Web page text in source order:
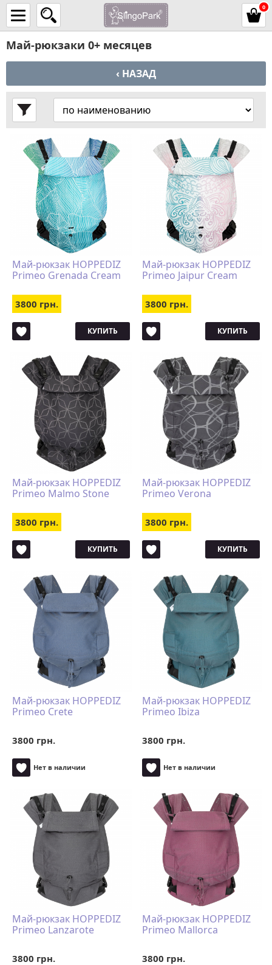
0
Май-рюкзаки 0+ месяцев
‹ НАЗАД
Май-рюкзак HOPPEDIZ
Primeo Grenada Cream
3800 грн.
КУПИТЬ
Май-рюкзак HOPPEDIZ
Primeo Jaipur Cream
3800 грн.
КУПИТЬ
Май-рюкзак HOPPEDIZ
Primeo Malmo Stone
3800 грн.
КУПИТЬ
Май-рюкзак HOPPEDIZ
Primeo Verona
3800 грн.
КУПИТЬ
Май-рюкзак HOPPEDIZ
Primeo Crete
3800 грн.
Нет в наличии
Май-рюкзак HOPPEDIZ
Primeo Ibiza
3800 грн.
Нет в наличии
Май-рюкзак HOPPEDIZ
Primeo Lanzarote
3800 грн.
Май-рюкзак HOPPEDIZ
Primeo Mallorca
3800 грн.